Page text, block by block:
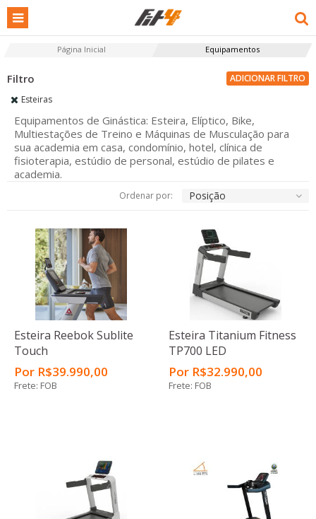
Página Inicial Equipamentos
ADICIONAR FILTRO
Esteiras
Equipamentos de Ginástica: Esteira, Elíptico, Bike,
Multiestações de Treino e Máquinas de Musculação para
sua academia em casa, condomínio, hotel, clínica de
fisioterapia, estúdio de personal, estúdio de pilates e
academia.
Ordenar por: Posição
Esteira Reebok Sublite
Touch
Por R$39.990,00
Frete: FOB
Esteira Titanium Fitness
TP700 LED
Por R$32.990,00
Frete: FOB